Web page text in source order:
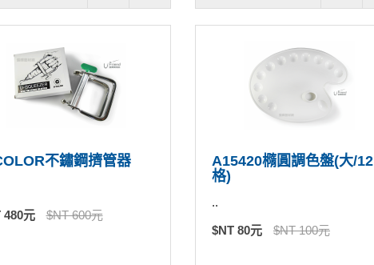
不鏽鋼擠管器
480元 $NT 600元
A15420橢圓調色盤(大/12
格)
..
$NT 80元 $NT 100元